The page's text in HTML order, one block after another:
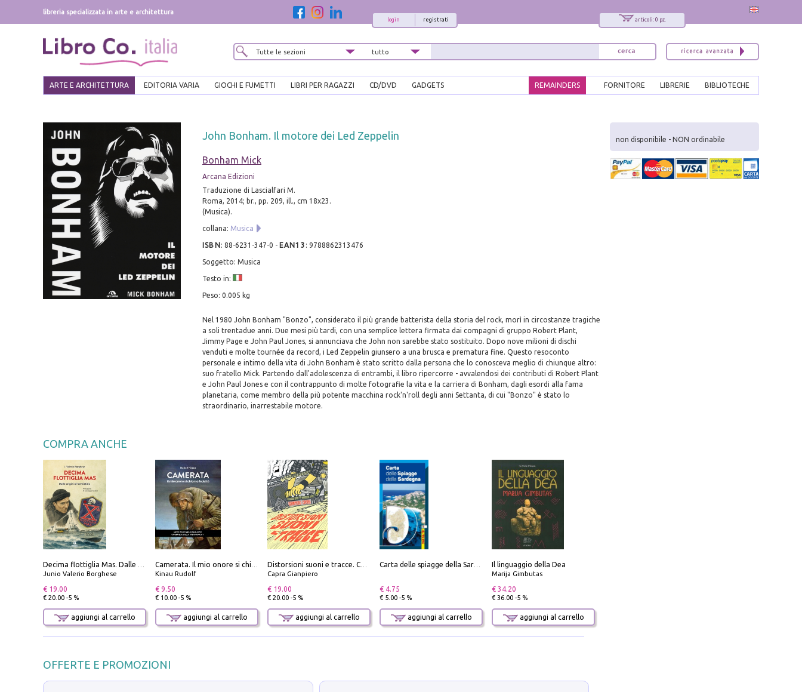
libreria specializzata in arte e architettura
articoli: 0 pz.
registrati
login
ARTE E ARCHITETTURA EDITORIA VARIA GIOCHI E FUMETTI LIBRI PER RAGAZZI CD/DVD GADGETS BIBLIOTECHE
LIBRERIE
FORNITORE
REMAINDERS
John Bonham. Il motore dei Led Zeppelin
Bonham Mick
Arcana Edizioni
Traduzione di Lascialfari M.
Roma, 2014; br., pp. 209, ill., cm 18x23.
(Musica).
collana: Musica
ISBN : 88-6231-347-0 - EAN13 : 9788862313476
Soggetto: Musica
Testo in:
Peso: 0.005 kg
Nel 1980 John Bonham "Bonzo", considerato il più grande batterista della storia del rock, morì in circostanze tragiche
a soli trentadue anni. Due mesi più tardi, con una semplice lettera firmata dai compagni di gruppo Robert Plant,
Jimmy Page e John Paul Jones, si annunciava che John non sarebbe stato sostituito. Dopo nove milioni di dischi
venduti e molte tournée da record, i Led Zeppelin giunsero a una brusca e prematura fine. Questo resoconto
personale e intimo della vita di John Bonham è stato scritto dalla persona che lo conosceva meglio di chiunque altro:
suo fratello Mick. Partendo dall'adolescenza di entrambi, il libro ripercorre - avvalendosi dei contributi di Robert Plant
e John Paul Jones e con il contrappunto di molte fotografie la vita e la carriera di Bonham, dagli esordi alla fama
planetaria, come membro della più potente macchina rock'n'roll degli anni Settanta, di cui "Bonzo" è stato lo
straordinario, inarrestabile motore.
COMPRA ANCHE
Junio Valerio Borghese
€ 19.00
€ 20.00 -5 %
aggiungi al carrello
Kinau Rudolf
€ 9.50
€ 10.00 -5 %
aggiungi al carrello
Capra Gianpiero
€ 19.00
€ 20.00 -5 %
aggiungi al carrello
€ 4.75
€ 5.00 -5 %
aggiungi al carrello
Il linguaggio della Dea
Marija Gimbutas
€ 34.20
€ 36.00 -5 %
aggiungi al carrello
OFFERTE E PROMOZIONI
non disponibile - NON ordinabile
x
Interessato ai nostri libri?
Allora iscriviti alla nostra newsletter!
Sarai informato delle nostre novità, potrai
comunque cancellarti quando desideri.